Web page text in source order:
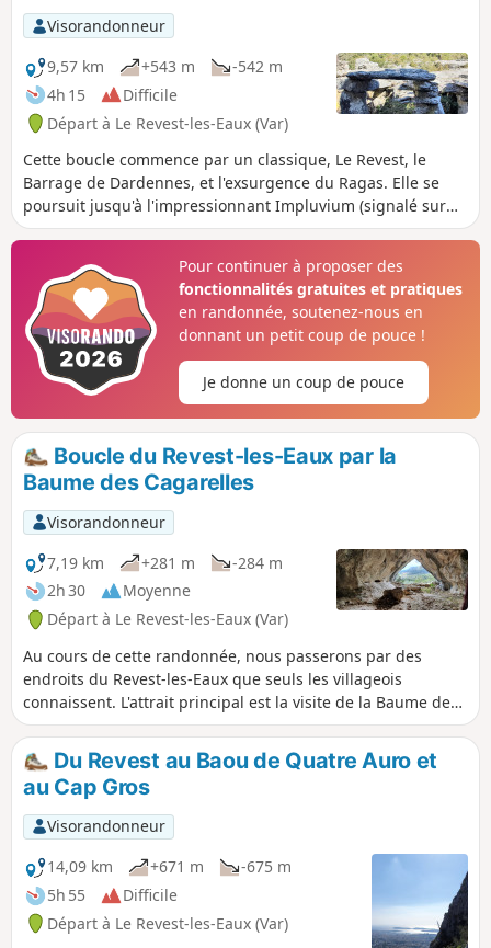
Visorandonneur
9,57 km
+543 m
-542 m
4h 15
Difficile
Départ à Le Revest-les-Eaux (Var)
Cette boucle commence par un classique, Le Revest, le
Barrage de Dardennes, et l'exsurgence du Ragas. Elle se
poursuit jusqu'à l'impressionnant Impluvium (signalé sur
les cartes comme Citerne d'Estienne ou d'Orves) sur le
panoramas sur le Mont Caume, le Faron, la rade de Toulon
et les îles d'Hyères.
Pour continuer à proposer des
fonctionnalités gratuites et pratiques
en randonnée, soutenez-nous en
donnant un petit coup de pouce !
Je donne un coup de pouce
Boucle du Revest-les-Eaux par la
Baume des Cagarelles
Visorandonneur
7,19 km
+281 m
-284 m
2h 30
Moyenne
Départ à Le Revest-les-Eaux (Var)
Au cours de cette randonnée, nous passerons par des
endroits du Revest-les-Eaux que seuls les villageois
connaissent. L'attrait principal est la visite de la Baume des
Cagarelles qui, sans doute, tire son nom des crottes de
chèvres sur son sol, quand il y avait encore des troupeaux.
C'est une belle baume (grotte) vaste et traversante avec une
belle vue jusqu'à la mer. On y descendra par un sentier, très
pentu, aidé par des cordes disposées entre les arbres. Sur
le retour, il sera possible d'aller voir le pigeonnier restauré,
en 2005, par l'architecte/maçon Jean-Pierre Willot, sur
commande de la mairie. Retour par le quartier des
Arrosants... le bien-nommé !
Du Revest au Baou de Quatre Auro et
au Cap Gros
Visorandonneur
14,09 km
+671 m
-675 m
5h 55
Difficile
Départ à Le Revest-les-Eaux (Var)